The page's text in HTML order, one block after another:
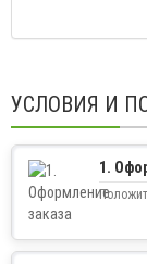
УСЛОВИЯ И
1.